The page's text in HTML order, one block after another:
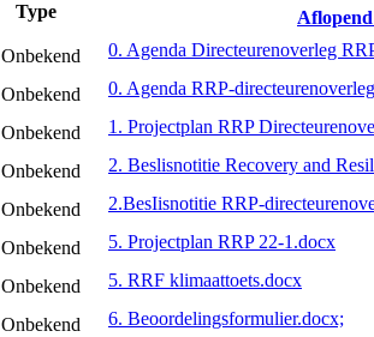
Type
Onbekend 0. Agenda Directeurenoverleg
Onbekend 0. Agenda RRP-
Onbekend 1. Projectplan RRP
Onbekend 2. Beslisnotitie Recovery and
Onbekend 2.BesIisnotitie RRP-
Onbekend 5. Projectplan RRP 22-1.docx
Onbekend 5. RRF klimaattoets.docx
Onbekend 6. Beoordelingsformulier.docx;